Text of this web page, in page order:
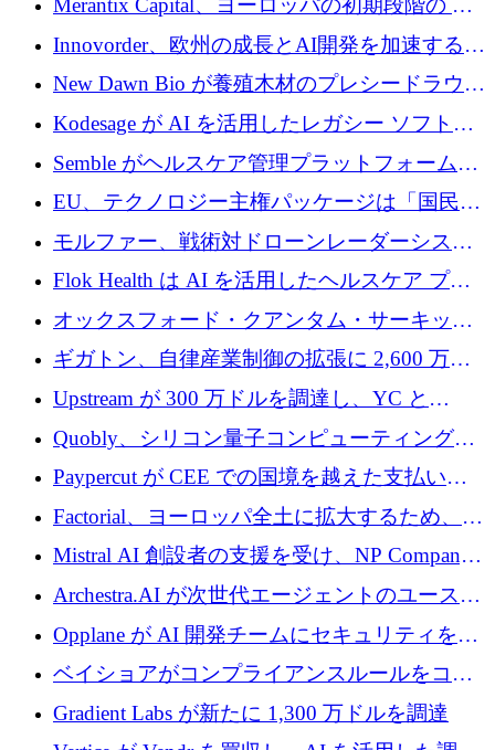
Merantix Capital、ヨーロッパの初期段階の AI
スタートアップ向けに 1 億 300 万ユーロのフ
ァンドを立ち上げる
Innovorder、欧州の成長とAI開発を加速するた
めに2,000万ユーロを確保
New Dawn Bio が養殖木材のプレシードラウン
ドで 210 万ユーロを調達
Kodesage が AI を活用したレガシー ソフトウ
ェアの最新化のために 660 万ドルを調達
Semble がヘルスケア管理プラットフォームを
拡大するためにシリーズ C で 3,000 万ポンド
を調達
EU、テクノロジー主権パッケージは「国民の
保護」に関するものだと発言
モルファー、戦術対ドローンレーダーシステ
ムを最前線に近づけるために150万ユーロを調
Flok Health は AI を活用したヘルスケア プラ
ットフォームの成長に 1,250 万ドルを投資
オックスフォード・クアンタム・サーキット
が「成人向け」2億6,000万ポンドの資金調達
ギガトン、自律産業制御の拡張に 2,600 万ド
ルを調達
Upstream が 300 万ドルを調達し、YC と
Xavier Niel が支援する共同 AI 受信箱を立ち上
げる
Quobly、シリコン量子コンピューティングの
商用化のためにシリーズ A で 1 億 1,500 万ユ
ーロを調達
Paypercut が CEE での国境を越えた支払いを
拡大するために 500 万ユーロを確保
Factorial、ヨーロッパ全土に拡大するため、25
億ドルの評価額で1億5,000万ドルのシリーズD
Mistral AI 創設者の支援を受け、NP Company
がエンジニアリング向け AI を推進するために
600 万ユーロのプレシードを確保
Archestra.AI が次世代エージェントのユースケ
ースを実現するために 1,000 万ドルを調達
Opplane が AI 開発チームにセキュリティをも
たらすために 450 万ユーロを調達
ベイショアがコンプライアンスルールをコー
ド化するために800万ドルを調達
Gradient Labs が新たに 1,300 万ドルを調達